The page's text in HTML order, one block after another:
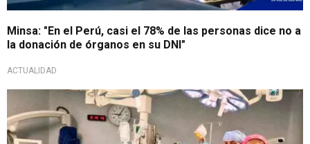
Minsa: "En el Perú, casi el 78% de las personas dice no a
la donación de órganos en su DNI"
ACTUALIDAD